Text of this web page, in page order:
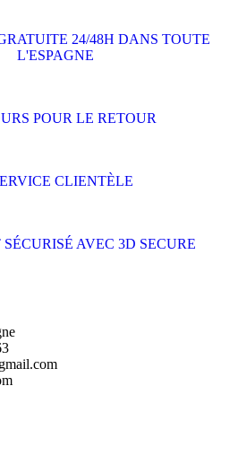
24/48H DANS TOUTE
L'ESPAGNE
POUR LE RETOUR
CLIENTÈLE
AVEC 3D SECURE